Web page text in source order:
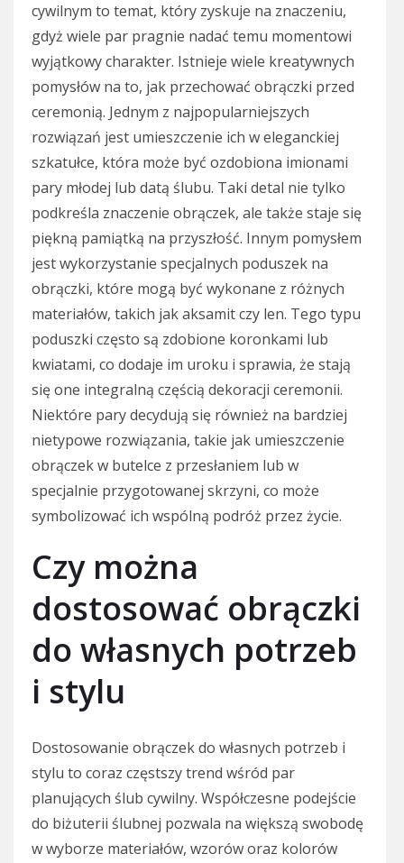
cywilnym to temat, który zyskuje na znaczeniu,
gdyż wiele par pragnie nadać temu momentowi
wyjątkowy charakter. Istnieje wiele kreatywnych
pomysłów na to, jak przechować obrączki przed
ceremonią. Jednym z najpopularniejszych
rozwiązań jest umieszczenie ich w eleganckiej
szkatułce, która może być ozdobiona imionami
pary młodej lub datą ślubu. Taki detal nie tylko
podkreśla znaczenie obrączek, ale także staje się
piękną pamiątką na przyszłość. Innym pomysłem
jest wykorzystanie specjalnych poduszek na
obrączki, które mogą być wykonane z różnych
materiałów, takich jak aksamit czy len. Tego typu
poduszki często są zdobione koronkami lub
kwiatami, co dodaje im uroku i sprawia, że stają
się one integralną częścią dekoracji ceremonii.
Niektóre pary decydują się również na bardziej
nietypowe rozwiązania, takie jak umieszczenie
obrączek w butelce z przesłaniem lub w
specjalnie przygotowanej skrzyni, co może
symbolizować ich wspólną podróż przez życie.
Czy można
dostosować obrączki
do własnych potrzeb
i stylu
Dostosowanie obrączek do własnych potrzeb i
stylu to coraz częstszy trend wśród par
planujących ślub cywilny. Współczesne podejście
do biżuterii ślubnej pozwala na większą swobodę
w wyborze materiałów, wzorów oraz kolorów